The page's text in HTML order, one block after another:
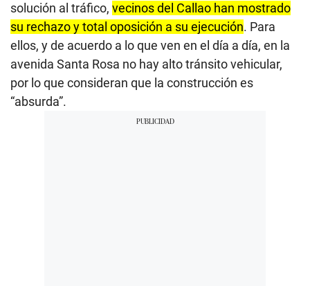
solución al tráfico, vecinos del Callao han mostrado
su rechazo y total oposición a su ejecución. Para
ellos, y de acuerdo a lo que ven en el día a día, en la
avenida Santa Rosa no hay alto tránsito vehicular,
por lo que consideran que la construcción es
“absurda”.